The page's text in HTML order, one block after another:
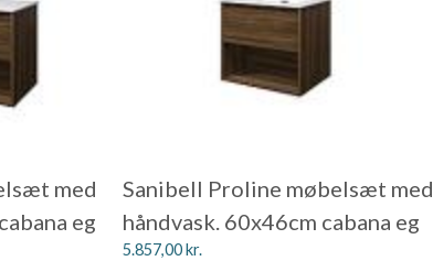
med
eg
Sanibell Proline møbelsæt med
håndvask. 60x46cm cabana eg
5.857,00kr.